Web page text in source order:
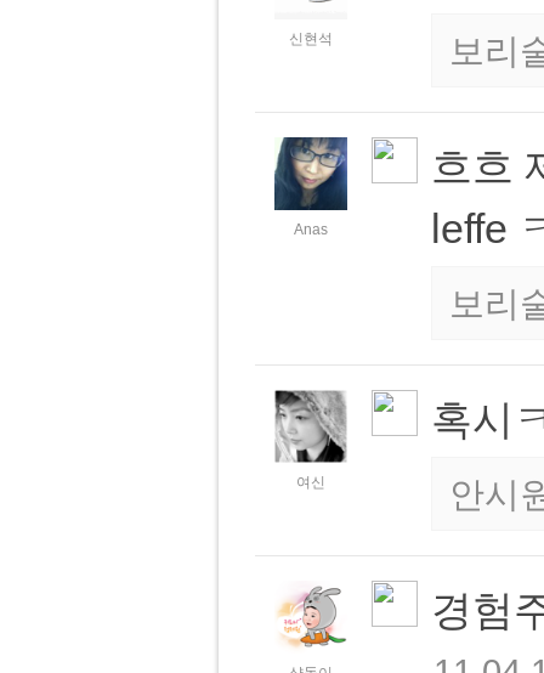
신현석 보리
Anas
흐흐
leffe
보리
여신
혹시
안시
경험